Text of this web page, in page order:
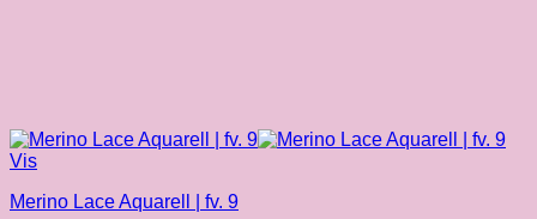
Vis
Merino Lace Aquarell | fv. 9